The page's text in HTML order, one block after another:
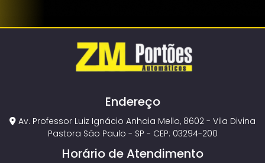
Endereço
Av. Professor Luiz Ignácio Anhaia Mello, 8602 - Vila Divina
Pastora São Paulo - SP - CEP: 03294-200
Horário de Atendimento